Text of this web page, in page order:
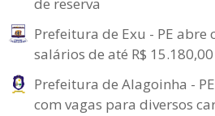
Prefeitura de Exu - PE
salários de até R$ 15.180,00
Prefeitura de Alagoinha -
com vagas para diversos